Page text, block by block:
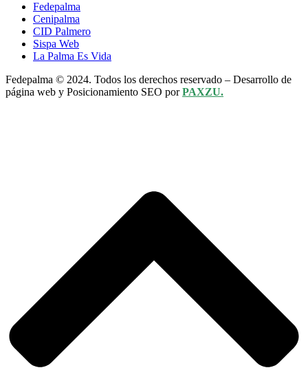
Fedepalma
Cenipalma
CID Palmero
Sispa Web
La Palma Es Vida
Fedepalma © 2024. Todos los derechos reservado – Desarrollo de
página web y Posicionamiento SEO porPAXZU.